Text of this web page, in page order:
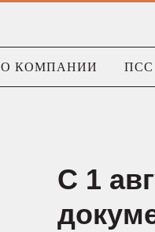
О КОМПАНИИ ПСС
С 1